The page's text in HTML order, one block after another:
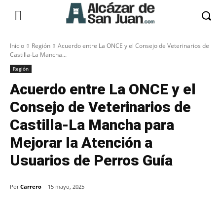
Inicio Región
Acuerdo entre La ONCE y el Consejo de Veterinarios de
Castilla-La Mancha...
Región
Acuerdo entre La ONCE y el
Consejo de Veterinarios de
Castilla-La Mancha para
Mejorar la Atención a
Usuarios de Perros Guía
Por Carrero 15 mayo, 2025